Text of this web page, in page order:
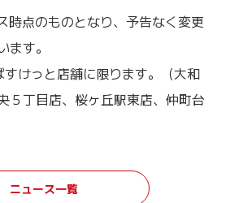
点のものとなり、予告なく変更
す。
けっと店舗に限ります。（大和
５丁目店、桜ヶ丘駅東店、仲町台
ニュース一覧